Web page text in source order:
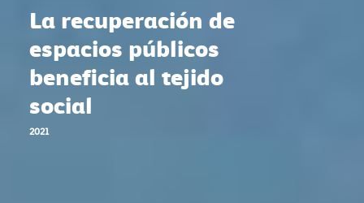
La recuperación de
espacios públicos
beneficia al tejido
social
2021